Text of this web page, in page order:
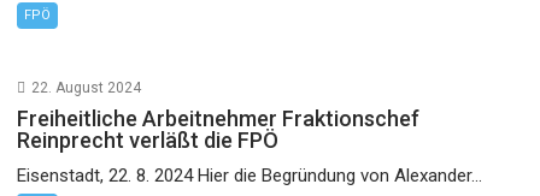
FPÖ
22. August 2024
Freiheitliche Arbeitnehmer Fraktionschef
Reinprecht verläßt die FPÖ
Eisenstadt, 22. 8. 2024 Hier die Begründung von Alexander...